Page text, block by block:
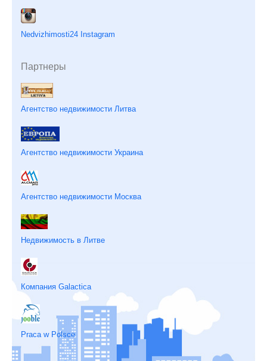
Nedvizhimosti24 Instagram
Партнеры
Агентство недвижимости Литва
Агентство недвижимости Украина
Агентство недвижимости Москва
Недвижимость в Литве
Компания Galactica
Praca w Polsce